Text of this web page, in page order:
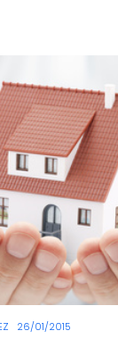
26/01/2015